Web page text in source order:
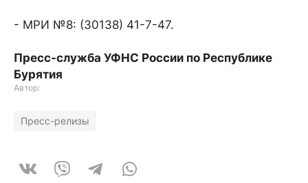
- МРИ №8: (30138) 41-7-47.
Пресс-служба УФНС России по Республике
Бурятия
Автор:
Пресс-релизы